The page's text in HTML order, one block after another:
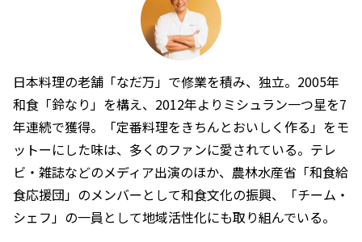
日本料理の老舗「なだ万」で修業を積み、独立。2005年
和食「鈴なり」を構え、2012年よりミシュラン一つ星を7
年連続で獲得。「定番料理をきちんとおいしく作る」をモ
ットーにした味は、多くのファンに愛されている。テレ
ビ・雑誌などのメディア出演のほか、農林水産省「和食給
食応援団」のメンバーとして和食文化の振興、「チーム・
シェフ」の一員として地域活性化にも取り組んでいる。